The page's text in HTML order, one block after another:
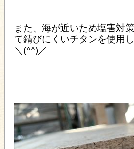
また、海が近いため塩害対
て錆びにくいチタンを使用
＼(^^)／